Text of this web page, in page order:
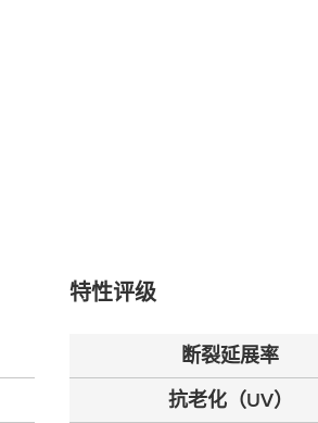
特性评级
断裂延展率
抗老化（UV）